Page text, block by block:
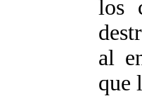
los
al
que